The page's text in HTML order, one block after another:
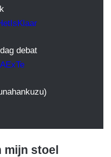
debat
mijn stoel